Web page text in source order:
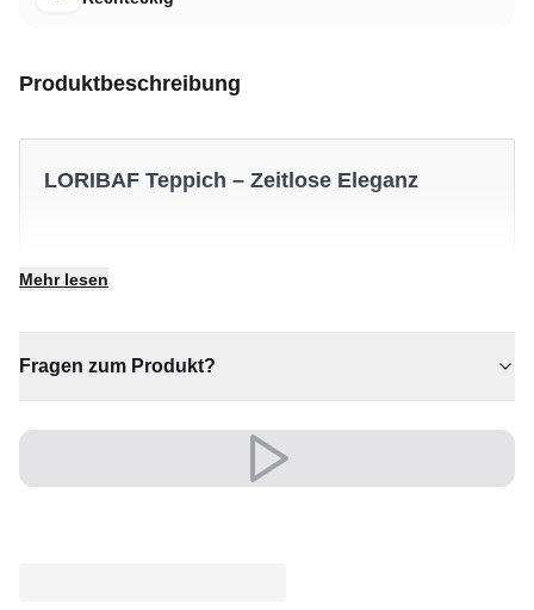
Produktbeschreibung
LORIBAF Teppich – Zeitlose Eleganz
✔ Zeitloses Design für jeden Raum
Mehr lesen
Fragen zum Produkt?